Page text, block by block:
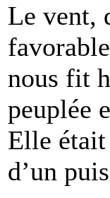
Le vent,
nous fit
peuplée
Elle était
d’un